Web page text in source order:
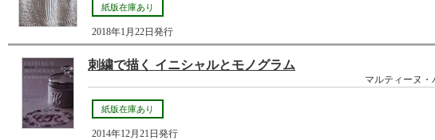
紙版在庫あり
2018年1月22日発行
刺繍で描く イニシャルとモノグラム
マルティーヌ
紙版在庫あり
2014年12月21日発行